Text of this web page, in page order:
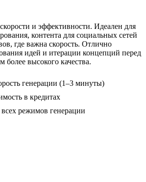
и эффективности. Идеален для
контента для социальных сетей
где важна скорость. Отлично
идей и итерации концепций перед
более высокого качества.
генерации (1–3 минуты)
в кредитах
режимов генерации